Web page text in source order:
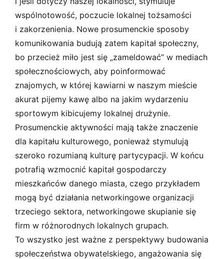
wspólnotowość, poczucie lokalnej tożsamości
i zakorzenienia. Nowe prosumenckie sposoby
komunikowania budują zatem kapitał społeczny,
bo przecież miło jest się „zameldować” w mediach
społecznościowych, aby poinformować
znajomych, w której kawiarni w naszym mieście
akurat pijemy kawę albo na jakim wydarzeniu
sportowym kibicujemy lokalnej drużynie.
Prosumenckie aktywności mają także znaczenie
dla kapitału kulturowego, ponieważ stymulują
szeroko rozumianą kulturę partycypacji. W końcu
potrafią wzmocnić kapitał gospodarczy
mieszkańców danego miasta, czego przykładem
mogą być działania networkingowe organizacji
trzeciego sektora, networkingowe skupianie się
firm w różnorodnych lokalnych grupach.
To wszystko jest ważne z perspektywy budowania
społeczeństwa obywatelskiego, angażowania się